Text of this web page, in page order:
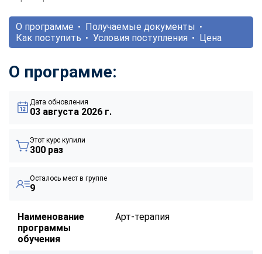
О программе
Получаемые документы
Как поступить
Условия поступления Цена
О программе:
Дата обновления
03 августа 2026 г.
Этот курс купили
300 раз
Осталось мест в группе
9
Наименование
программы
обучения
Арт-терапия